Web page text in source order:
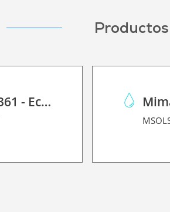
OPT-J0361 - Eco Case p/Mimaki JV150/CJV150/CJV300